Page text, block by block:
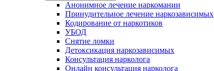
Анонимное лечение наркомании
Принудительное лечение наркозависимых
Кодирование от наркотиков
УБОД
Снятие ломки
Детоксикация наркозависимых
Консультация нарколога
Онлайн консультация нарколога